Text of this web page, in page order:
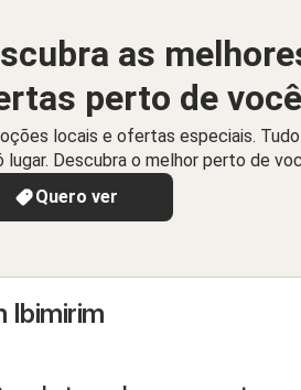
as
perto de você
locais e ofertas especiais.
lugar. Descubra o melhor perto de
Quero ver
Ibimirim